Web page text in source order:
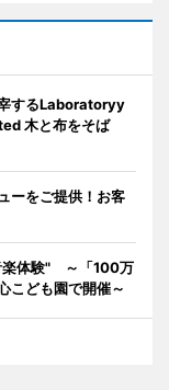
するLaboratoryy
木と布をそば
ーをご提供！お客
楽体験" ～「100万
こども園で開催～